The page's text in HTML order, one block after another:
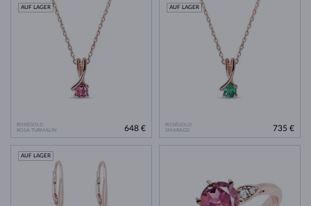
ROSÉGOLD
ROSA TURMALIN
AUF LAGER
648 €
ROSÉGOLD
SMARAGD
AUF LAGER
735 €
AUF LAGER